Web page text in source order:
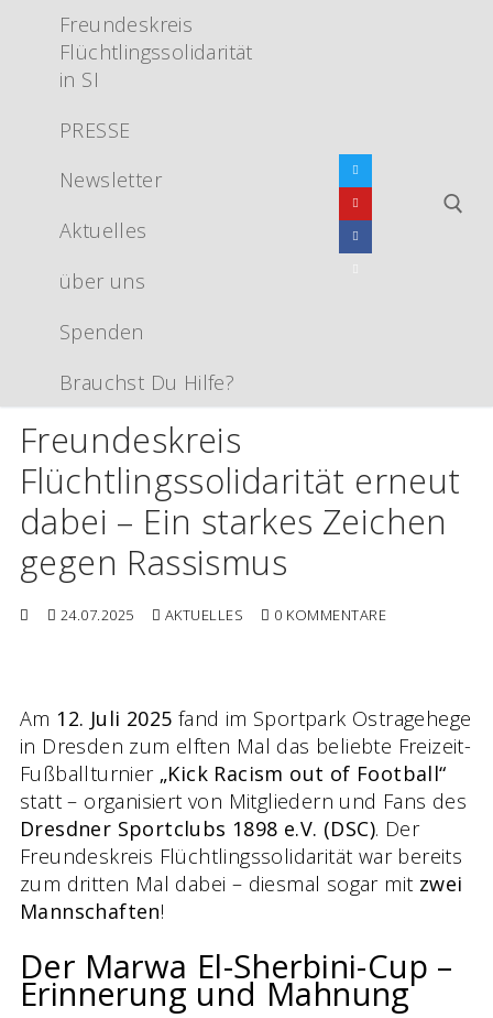
springen
Freundeskreis
Flüchtlingssolidarität
in SI
PRESSE
Newsletter
Aktuelles
über uns
Spenden
Brauchst Du Hilfe?
Freundeskreis
Flüchtlingssolidarität erneut
dabei – Ein starkes Zeichen
gegen Rassismus
24.07.2025 AKTUELLES 0 KOMMENTARE
Am 12. Juli 2025 fand im Sportpark Ostragehege
in Dresden zum elften Mal das beliebte Freizeit-
Fußballturnier „Kick Racism out of Football“
statt – organisiert von Mitgliedern und Fans des
Dresdner Sportclubs 1898 e.V. (DSC). Der
Freundeskreis Flüchtlingssolidarität war bereits
zum dritten Mal dabei – diesmal sogar mit zwei
Mannschaften!
Der Marwa El-Sherbini-Cup –
Erinnerung und Mahnung